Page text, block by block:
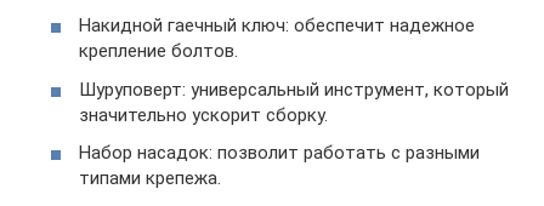
Накидной гаечный ключ: обеспечит надежное
крепление болтов.
Шуруповерт: универсальный инструмент, который
значительно ускорит сборку.
Набор насадок: позволит работать с разными
типами крепежа.